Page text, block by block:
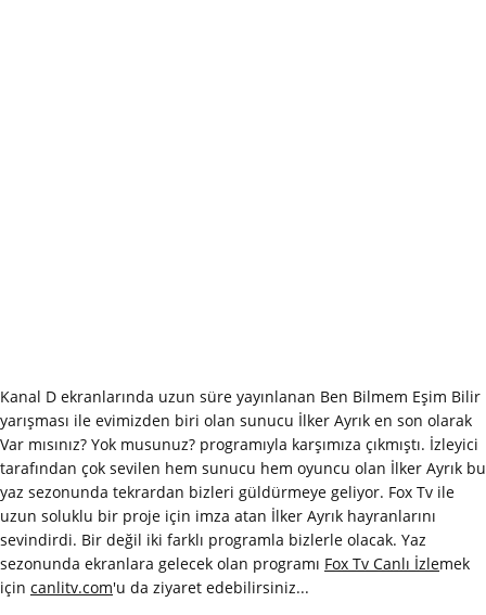
Kanal D ekranlarında uzun süre yayınlanan Ben Bilmem Eşim Bilir
yarışması ile evimizden biri olan sunucu İlker Ayrık en son olarak
Var mısınız? Yok musunuz? programıyla karşımıza çıkmıştı. İzleyici
tarafından çok sevilen hem sunucu hem oyuncu olan İlker Ayrık bu
yaz sezonunda tekrardan bizleri güldürmeye geliyor. Fox Tv ile
uzun soluklu bir proje için imza atan İlker Ayrık hayranlarını
sevindirdi. Bir değil iki farklı programla bizlerle olacak. Yaz
sezonunda ekranlara gelecek olan programı Fox Tv Canlı İzlemek
için canlitv.com'u da ziyaret edebilirsiniz...